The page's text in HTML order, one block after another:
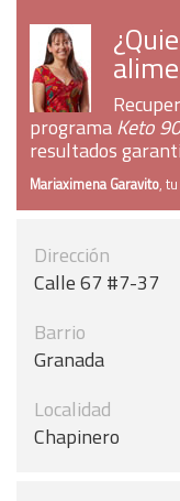
programaKeto 90
resultados
Mariaximena Garavito,
Dirección
Calle 67 #7-37
Barrio
Granada
Localidad
Chapinero